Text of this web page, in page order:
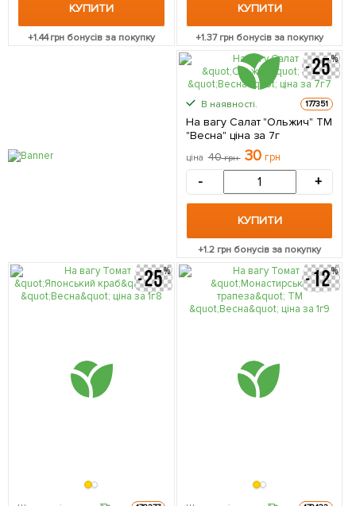
КУПИТИ
+1.44грн бонусів за покупку
КУПИТИ
+1.37грн бонусів за покупку
В наявності. 177351
На вагу Салат "Ольжич" ТМ
"Весна" ціна за 7г
ціна 40грн 30 грн
- +
КУПИТИ
+1.2грн бонусів за покупку